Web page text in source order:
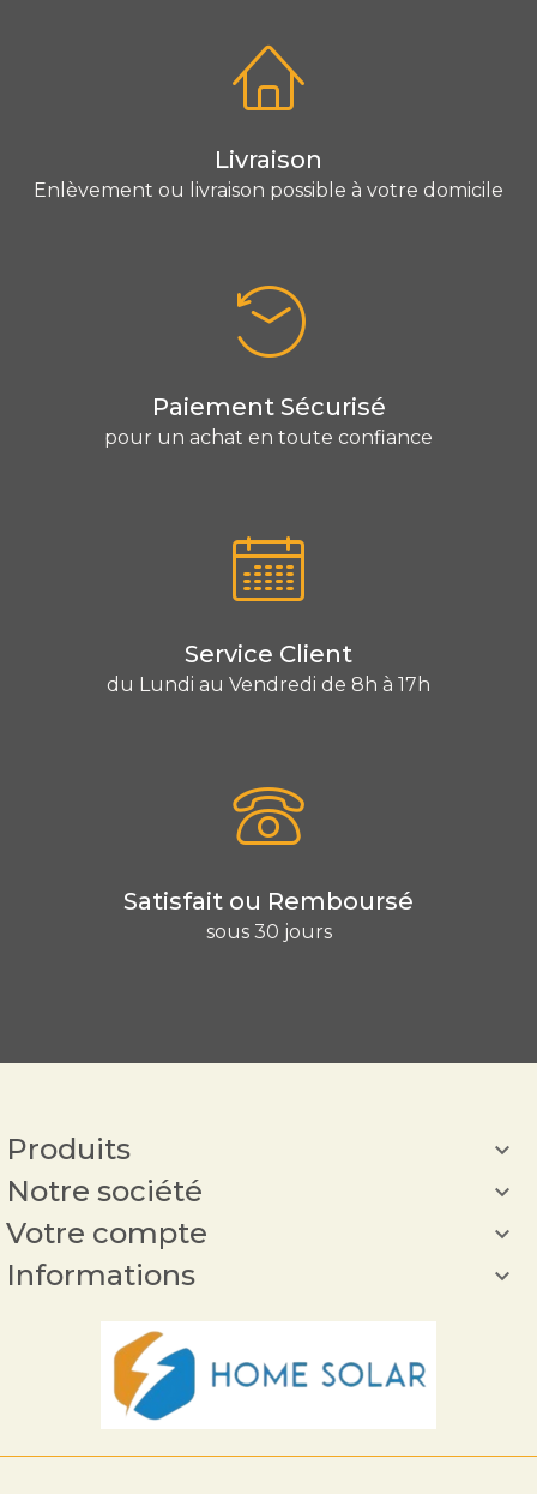
Livraison
Enlèvement ou livraison possible à votre domicile
Paiement Sécurisé
pour un achat en toute confiance
Service Client
du Lundi au Vendredi de 8h à 17h
Satisfait ou Remboursé
sous 30 jours
Produits 
Notre société 
Votre compte 
Informations 